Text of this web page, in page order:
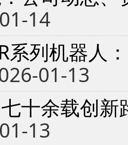
14
系列机器人
01-13
十余载创
13